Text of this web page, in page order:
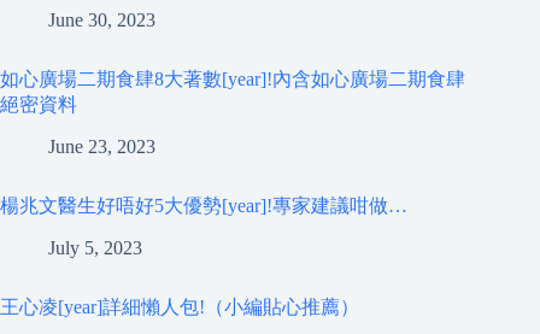
June 30, 2023
如心廣場二期食肆8大著數[year]!內含如心廣場二期食肆
絕密資料
June 23, 2023
楊兆文醫生好唔好5大優勢[year]!專家建議咁做…
July 5, 2023
王心凌[year]詳細懶人包!（小編貼心推薦）